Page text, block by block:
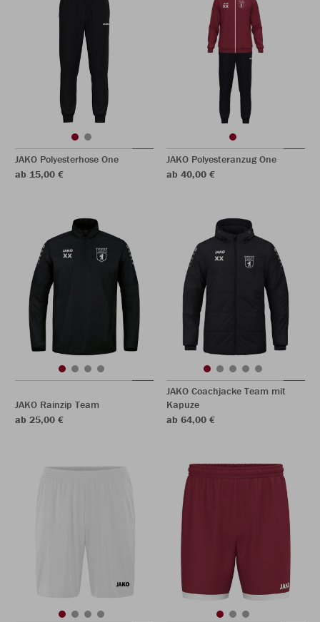
JAKO Polyesterhose One
ab 15,00 €
JAKO Polyesteranzug One
ab 40,00 €
JAKO Rainzip Team
ab 25,00 €
JAKO Coachjacke Team mit
Kapuze
ab 64,00 €